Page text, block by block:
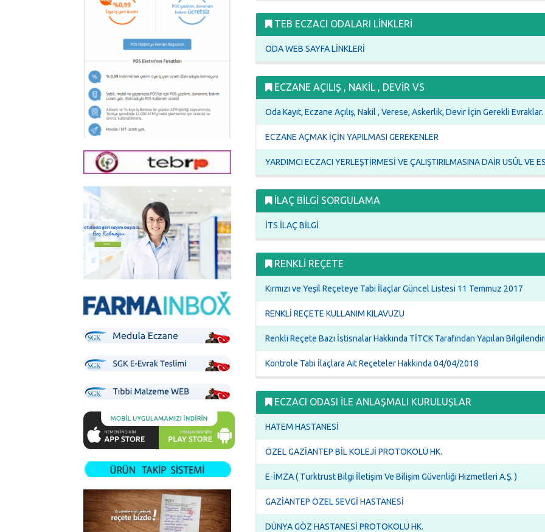
TEB ECZACI ODALARI LİNKLERİ
ODA WEB SAYFA LİNKLERİ
ECZANE AÇILIŞ , NAKİL , DEVİR VS
Oda Kayıt, Eczane Açılış, Nakil , Verese, Askerlik, Devir İçin Gerekli Evraklar.
ECZANE AÇMAK İÇİN YAPILMASI GEREKENLER
YARDIMCI ECZACI YERLEŞTİRMESİ VE ÇALIŞTIRILMASINA DAİR USÛL VE
İLAÇ BİLGİ SORGULAMA
İTS İLAÇ BİLGİ
RENKLİ REÇETE
Kırmızı ve Yeşil Reçeteye Tabi İlaçlar Güncel Listesi 11 Temmuz 2017
RENKLİ REÇETE KULLANIM KILAVUZU
Renkli Reçete Bazı İstisnalar Hakkında TİTCK Tarafından Yapılan
Kontrole Tabi İlaçlara Ait Reçeteler Hakkında 04/04/2018
ECZACI ODASI İLE ANLAŞMALI KURULUŞLAR
HATEM HASTANESİ
ÖZEL GAZİANTEP BİL KOLEJİ PROTOKOLÜ HK.
E-İMZA ( Turktrust Bilgi İletişim Ve Bilişim Güvenliği Hizmetleri A.Ş. )
GAZİANTEP ÖZEL SEVGİ HASTANESİ
DÜNYA GÖZ HASTANESİ PROTOKOLÜ HK.